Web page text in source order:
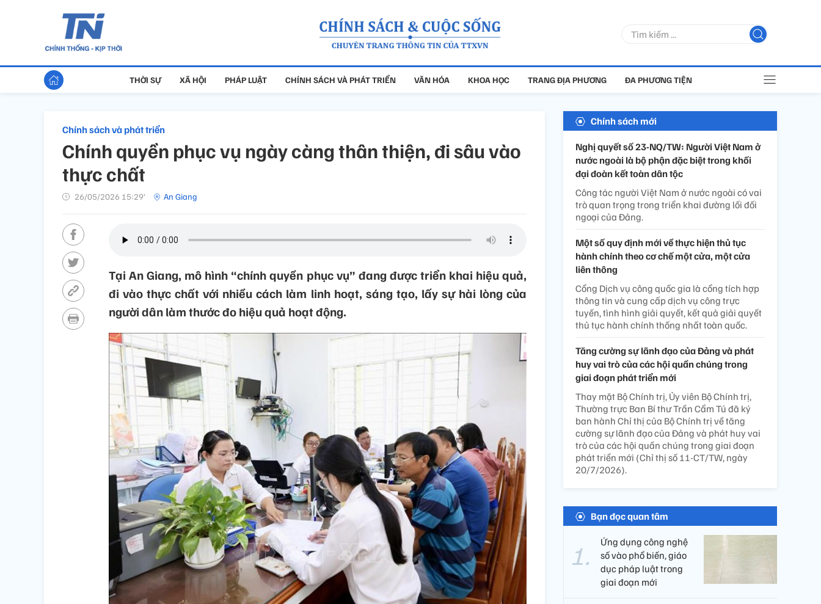
THỜI SỰ XÃ HỘI PHÁP LUẬT CHÍNH SÁCH VÀ PHÁT TRIỂN VĂN HÓA KHOA HỌC TRANG ĐỊA PHƯƠNG ĐA PHƯƠNG TIỆN
Chính sách và phát triển
Chính quyền phục vụ ngày càng thân thiện, đi sâu vào
thực chất
26/05/2026 15:29’ An Giang
Tại An Giang, mô hình “chính quyền phục vụ” đang được triển khai hiệu quả,
đi vào thực chất với nhiều cách làm linh hoạt, sáng tạo, lấy sự hài lòng của
người dân làm thước đo hiệu quả hoạt động.
Chính sách mới
Nghị quyết số 23-NQ/TW: Người Việt Nam ở
nước ngoài là bộ phận đặc biệt trong khối
đại đoàn kết toàn dân tộc
Công tác người Việt Nam ở nước ngoài có vai
trò quan trọng trong triển khai đường lối đối
ngoại của Đảng.
Một số quy định mới về thực hiện thủ tục
hành chính theo cơ chế một cửa, một cửa
liên thông
Cổng Dịch vụ công quốc gia là cổng tích hợp
thông tin và cung cấp dịch vụ công trực
tuyến, tình hình giải quyết, kết quả giải quyết
thủ tục hành chính thống nhất toàn quốc.
Tăng cường sự lãnh đạo của Đảng và phát
huy vai trò của các hội quần chúng trong
giai đoạn phát triển mới
Thay mặt Bộ Chính trị, Ủy viên Bộ Chính trị,
Thường trực Ban Bí thư Trần Cẩm Tú đã ký
ban hành Chỉ thị của Bộ Chính trị về tăng
cường sự lãnh đạo của Đảng và phát huy vai
trò của các hội quần chúng trong giai đoạn
phát triển mới (Chỉ thị số 11-CT/TW, ngày
20/7/2026).
Bạn đọc quan tâm
Ứng dụng công nghệ
số vào phổ biến, giáo
dục pháp luật trong
giai đoạn mới